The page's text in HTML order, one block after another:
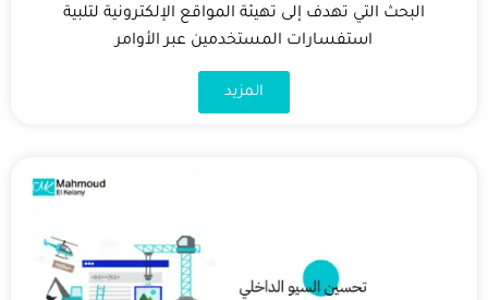
البحث التي تهدف إلى تهيئة المواقع الإلكترونية لتلبية
استفسارات المستخدمين عبر الأوامر
المزيد